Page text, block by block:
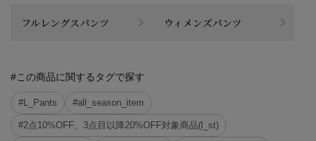
フルレングスパンツ ウィメンズパンツ
#この商品に関するタグで探す
#L_Pants #all_season_item
#2点10%OFF、3点目以降20%OFF対象商品(l_st)